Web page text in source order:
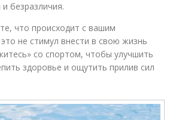
безразличия.
что происходит с вашим
не стимул внести в свою жизнь
со спортом, чтобы улучшить
здоровье и ощутить прилив сил